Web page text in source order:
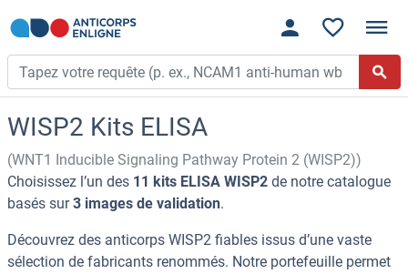
WISP2 Kits ELISA
(WNT1 Inducible Signaling Pathway Protein 2 (WISP2))
Choisissez l’un des 11 kits ELISA WISP2 de notre catalogue
basés sur3 images de validation.
Découvrez des anticorps WISP2 fiables issus d’une vaste
sélection de fabricants renommés. Notre portefeuille permet